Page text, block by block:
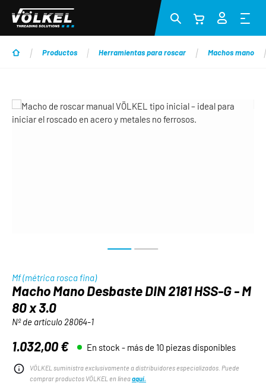
Saltar al contenido principal
Productos Herramientas para roscar Machos mano
Omitir galería de imágenes
Mf (métrica rosca fina)
Macho Mano Desbaste DIN 2181 HSS-G - M
80 x 3.0
Nº de artículo 28064-1
Precio normal:
1.032,00 € En stock - más de 10 piezas disponibles
VÖLKEL suministra exclusivamente a distribuidores especializados. Puede
comprar productos VÖLKEL en líneaaquí.